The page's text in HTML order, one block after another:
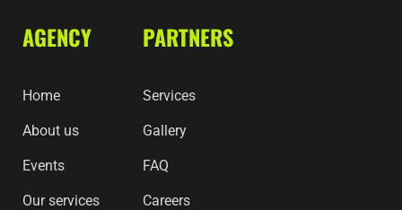
AGENCY
Home
About us
Events
Our services
PARTNERS
Services
Gallery
FAQ
Careers